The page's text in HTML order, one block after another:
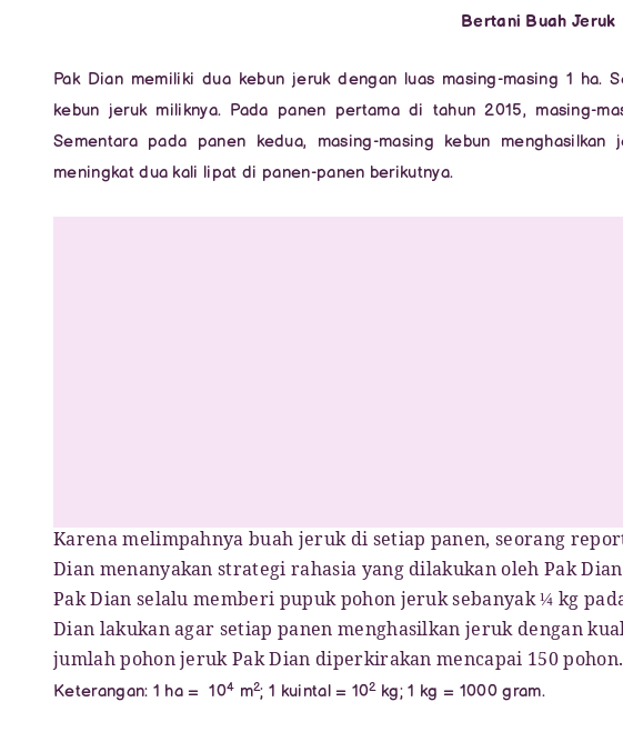
Bertani Buah Jeruk
Pak Dian memiliki dua kebun jeruk dengan luas masing-masing 1 ha.
kebun jeruk miliknya. Pada panen pertama di tahun 2015, masing-
Sementara pada panen kedua, masing-masing kebun
meningkat dua kali lipat di panen-panen berikutnya.
Karena melimpahnya buah jeruk di setiap panen, seorang
Dian menanyakan strategi rahasia yang dilakukan oleh Pak
Pak Dian selalu memberi pupuk pohon jeruk sebanyak ¼ kg
Dian lakukan agar setiap panen menghasilkan jeruk dengan
jumlah pohon jeruk Pak Dian diperkirakan mencapai 150 pohon.
Keterangan: 1 ha = 104 m2; 1 kuintal = 102kg; 1 kg = 1000 gram.